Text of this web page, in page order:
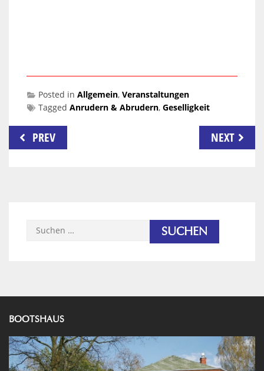
Posted in Allgemein, Veranstaltungen
Tagged Anrudern & Abrudern, Geselligkeit
Beitragsnavigation
PREV NEXT
Suchen
BOOTSHAUS